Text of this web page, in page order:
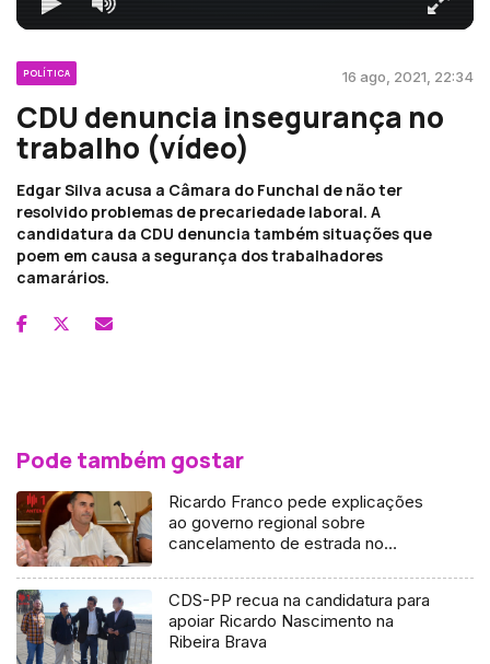
POLÍTICA 16 ago, 2021, 22:34
CDU denuncia insegurança no
trabalho (vídeo)
Edgar Silva acusa a Câmara do Funchal de não ter
resolvido problemas de precariedade laboral. A
candidatura da CDU denuncia também situações que
poem em causa a segurança dos trabalhadores
camarários.
Pode também gostar
Ricardo Franco pede explicações
ao governo regional sobre
cancelamento de estrada no
CDS-PP recua na candidatura para
apoiar Ricardo Nascimento na
Ribeira Brava